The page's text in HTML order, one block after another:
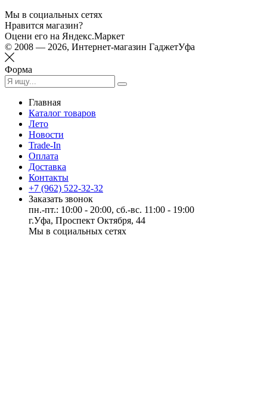
Мы в социальных сетях
Нравится магазин?
Оцени его на Яндекс.Маркет
© 2008 — 2026, Интернет-магазин ГаджетУфа
Форма
Главная
Каталог товаров
Лето
Новости
Trade-In
Оплата
Доставка
Контакты
+7 (962) 522-32-32
Заказать звонок
пн.-пт.: 10:00 - 20:00, сб.-вс. 11:00 - 19:00
г.Уфа, Проспект Октября, 44
Мы в социальных сетях